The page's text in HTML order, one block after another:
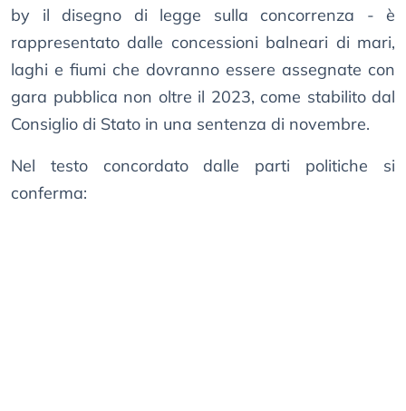
by il disegno di legge sulla concorrenza - è
rappresentato dalle concessioni balneari di mari,
laghi e fiumi che dovranno essere assegnate con
gara pubblica non oltre il 2023, come stabilito dal
Consiglio di Stato in una sentenza di novembre.
Nel testo concordato dalle parti politiche si
conferma: